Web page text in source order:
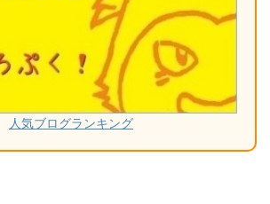
人気ブログランキング